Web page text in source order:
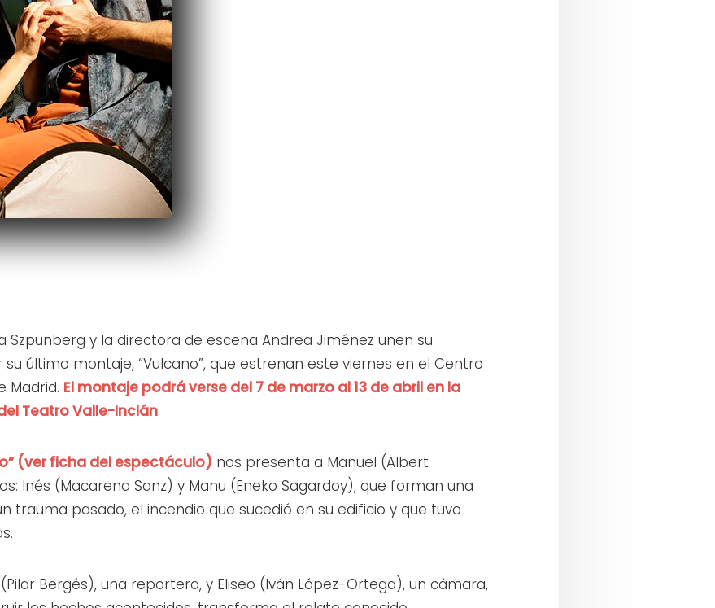
Szpunberg y la directora de escena Andrea Jiménez unen su
último montaje, “Vulcano”, que estrenan este viernes en el Centro
Madrid. El montaje podrá verse del 7 de marzo al 13 de abril en la
Teatro Valle-Inclán.
(ver ficha del espectáculo) nos presenta a Manuel (Albert
Inés (Macarena Sanz) y Manu (Eneko Sagardoy), que forman una
trauma pasado, el incendio que sucedió en su edificio y que tuvo
Bergés), una reportera, y Eliseo (Iván López-Ortega), un cámara,